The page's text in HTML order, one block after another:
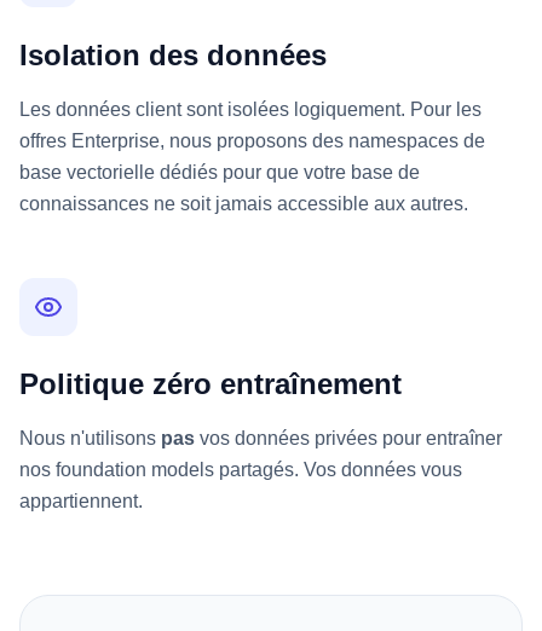
Isolation des données
Les données client sont isolées logiquement. Pour les
offres Enterprise, nous proposons des namespaces de
base vectorielle dédiés pour que votre base de
connaissances ne soit jamais accessible aux autres.
Politique zéro entraînement
Nous n'utilisons pas vos données privées pour entraîner
nos foundation models partagés. Vos données vous
appartiennent.